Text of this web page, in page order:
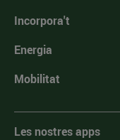
Incorpora't
Energia
Mobilitat
Les nostres apps